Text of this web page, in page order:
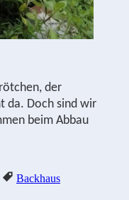
der
da. Doch sind wir
beim Abbau
Backhaus